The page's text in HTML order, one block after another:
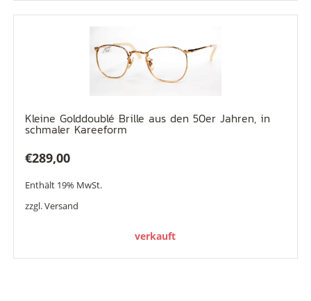
Kleine Golddoublé Brille aus den 50er Jahren, in
schmaler Kareeform
€289,00
Enthält 19% MwSt.
zzgl.Versand
verkauft